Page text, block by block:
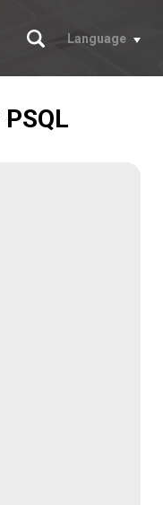
Chercher
Language
PSQL